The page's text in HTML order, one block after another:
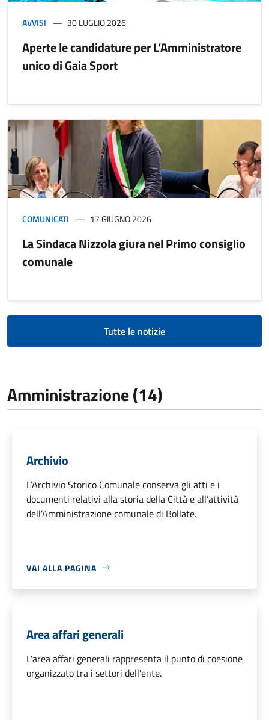
AVVISI 30 LUGLIO 2026
Aperte le candidature per L’Amministratore
unico di Gaia Sport
COMUNICATI 17 GIUGNO 2026
La Sindaca Nizzola giura nel Primo consiglio
comunale
Tutte le notizie
Amministrazione (14)
Archivio
L’Archivio Storico Comunale conserva gli atti e i
documenti relativi alla storia della Città e all’attività
dell’Amministrazione comunale di Bollate.
VAI ALLA PAGINA
Area affari generali
L'area affari generali rappresenta il punto di coesione
organizzato tra i settori dell'ente.